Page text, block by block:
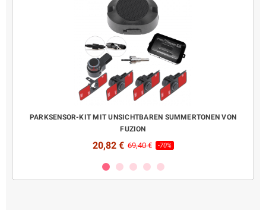
PARKSENSOR-KIT MIT UNSICHTBAREN SUMMERTONEN VON
FUZION
20,82 € 69,40 € -70%